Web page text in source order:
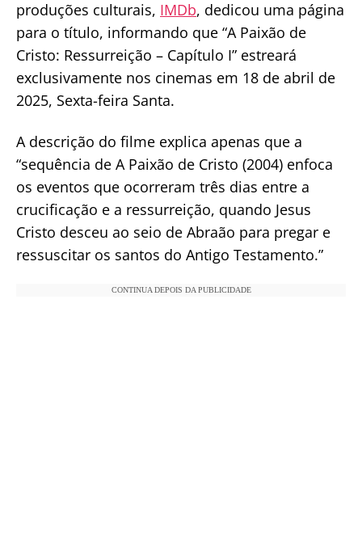
produções culturais, IMDb, dedicou uma página
para o título, informando que “A Paixão de
Cristo: Ressurreição – Capítulo I” estreará
exclusivamente nos cinemas em 18 de abril de
2025, Sexta-feira Santa.
A descrição do filme explica apenas que a
“sequência de A Paixão de Cristo (2004) enfoca
os eventos que ocorreram três dias entre a
crucificação e a ressurreição, quando Jesus
Cristo desceu ao seio de Abraão para pregar e
ressuscitar os santos do Antigo Testamento.”
CONTINUA DEPOIS DA PUBLICIDADE